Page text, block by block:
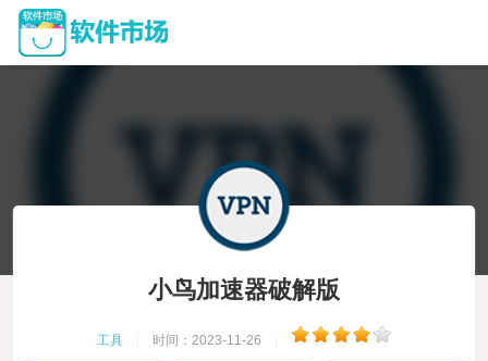
小鸟加速器破解版
工具 时间：2023-11-26